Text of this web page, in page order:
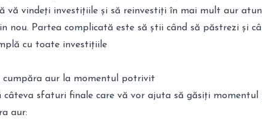
vă vindeți investițiile și să reinvestiți în mai mult aur
nou. Partea complicată este să știi când să păstrezi și
cu toate investițiile
aur la momentul potrivit
câteva sfaturi finale care vă vor ajuta să găsiți
aur: